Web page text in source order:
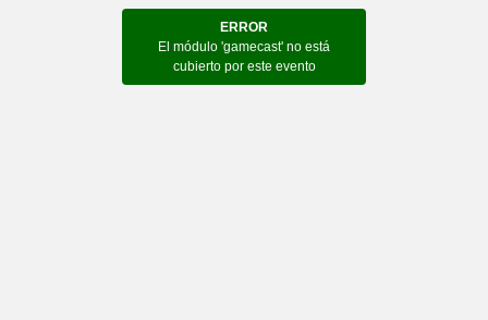
ERROR
El módulo 'gamecast' no está
cubierto por este evento